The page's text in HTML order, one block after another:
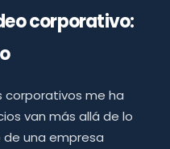
corporativo:
corporativos me ha
van más allá de lo
una empresa